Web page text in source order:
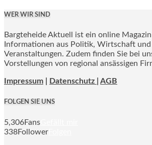
WER WIR SIND
Bargteheide Aktuell ist ein online
Informationen aus Politik, Wirtschaft und
Veranstaltungen. Zudem finden Sie bei
Vorstellungen von regional ansässigen
Impressum Datenschutz | AGB
FOLGEN SIE UNS
5,306Fans
338Follower